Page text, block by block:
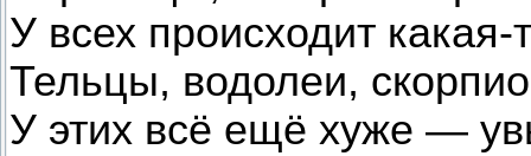
У всех происходит
Тельцы, водолеи,
У этих всё ещё хуже —